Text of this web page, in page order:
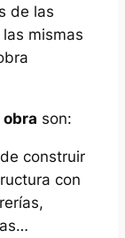
de las
mismas
son:
construir
con